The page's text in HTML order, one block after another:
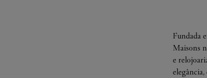
Fundada
Maisons
e
elegância,